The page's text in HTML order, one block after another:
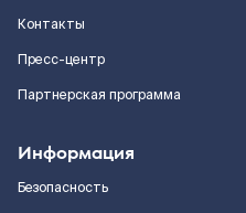
Контакты
Пресс-центр
Партнерская программа
Информация
Безопасность